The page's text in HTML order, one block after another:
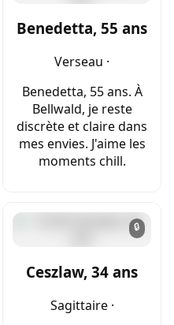
Benedetta, 55 ans
Verseau ·
Benedetta, 55 ans. À
Bellwald, je reste
discrète et claire dans
mes envies. J'aime les
moments chill.
🔒
Ceszlaw, 34 ans
Sagittaire ·